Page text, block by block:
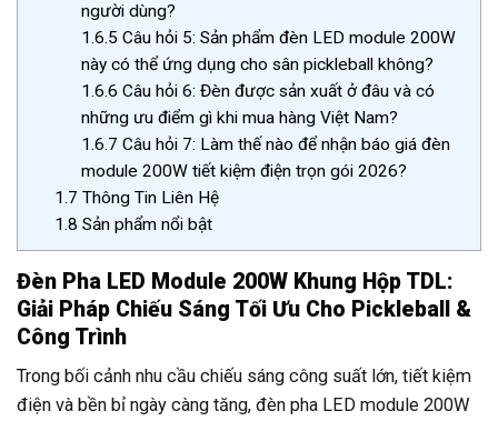
người dùng?
1.6.5 Câu hỏi 5: Sản phẩm đèn LED module 200W
này có thể ứng dụng cho sân pickleball không?
1.6.6 Câu hỏi 6: Đèn được sản xuất ở đâu và có
những ưu điểm gì khi mua hàng Việt Nam?
1.6.7 Câu hỏi 7: Làm thế nào để nhận báo giá đèn
module 200W tiết kiệm điện trọn gói 2026?
1.7 Thông Tin Liên Hệ
1.8 Sản phẩm nổi bật
Đèn Pha LED Module 200W Khung Hộp TDL:
Giải Pháp Chiếu Sáng Tối Ưu Cho Pickleball &
Công Trình
Trong bối cảnh nhu cầu chiếu sáng công suất lớn, tiết kiệm
điện và bền bỉ ngày càng tăng, đèn pha LED module 200W